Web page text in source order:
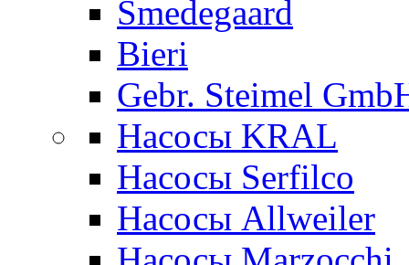
Smedegaard
Bieri
Gebr. Steimel
Насосы KRAL
Насосы Serfilco
Насосы Allweiler